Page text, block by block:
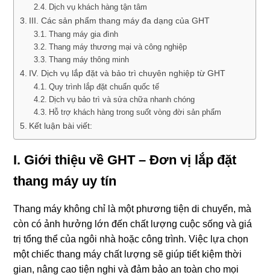
Dịch vụ khách hàng tận tâm
III. Các sản phẩm thang máy đa dạng của GHT
Thang máy gia đình
Thang máy thương mại và công nghiệp
Thang máy thông minh
IV. Dịch vụ lắp đặt và bảo trì chuyên nghiệp từ GHT
Quy trình lắp đặt chuẩn quốc tế
Dịch vụ bảo trì và sửa chữa nhanh chóng
Hỗ trợ khách hàng trong suốt vòng đời sản phẩm
Kết luận bài viết:
I. Giới thiệu về GHT – Đơn vị lắp đặt
thang máy uy tín
Thang máy không chỉ là một phương tiện di chuyển, mà
còn có ảnh hưởng lớn đến chất lượng cuộc sống và giá
trị tổng thể của ngôi nhà hoặc công trình. Việc lựa chọn
một chiếc thang máy chất lượng sẽ giúp tiết kiệm thời
gian, nâng cao tiện nghi và đảm bảo an toàn cho mọi